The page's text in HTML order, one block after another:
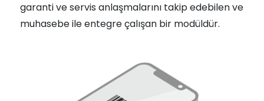
garanti ve servis anlaşmalarını takip edebilen ve
muhasebe ile entegre çalışan bir modüldür.